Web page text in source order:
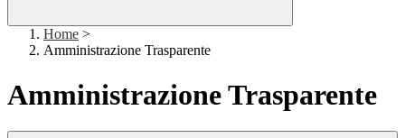
Home >
Amministrazione Trasparente
Amministrazione Trasparente